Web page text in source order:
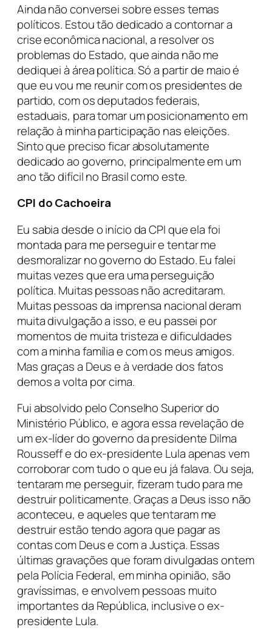
Ainda não conversei sobre esses temas
políticos. Estou tão dedicado a contornar a
crise econômica nacional, a resolver os
problemas do Estado, que ainda não me
dediquei à área política. Só a partir de maio é
que eu vou me reunir com os presidentes de
partido, com os deputados federais,
estaduais, para tomar um posicionamento em
relação à minha participação nas eleições.
Sinto que preciso ficar absolutamente
dedicado ao governo, principalmente em um
ano tão difícil no Brasil como este.
CPI do Cachoeira
Eu sabia desde o início da CPI que ela foi
montada para me perseguir e tentar me
desmoralizar no governo do Estado. Eu falei
muitas vezes que era uma perseguição
política. Muitas pessoas não acreditaram.
Muitas pessoas da imprensa nacional deram
muita divulgação a isso, e eu passei por
momentos de muita tristeza e dificuldades
com a minha família e com os meus amigos.
Mas graças a Deus e à verdade dos fatos
demos a volta por cima.
Fui absolvido pelo Conselho Superior do
Ministério Público, e agora essa revelação de
um ex-líder do governo da presidente Dilma
Rousseff e do ex-presidente Lula apenas vem
corroborar com tudo o que eu já falava. Ou seja,
tentaram me perseguir, fizeram tudo para me
destruir politicamente. Graças a Deus isso não
aconteceu, e aqueles que tentaram me
destruir estão tendo agora que pagar as
contas com Deus e com a Justiça. Essas
últimas gravações que foram divulgadas ontem
pela Polícia Federal, em minha opinião, são
gravíssimas, e envolvem pessoas muito
importantes da República, inclusive o ex-
presidente Lula.